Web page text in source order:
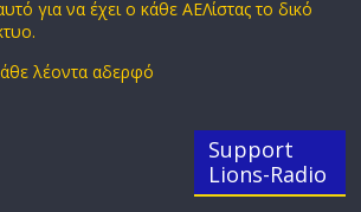
για να έχει ο κάθε ΑΕΛίστας το δικό
λέοντα αδερφό
Support
Lions-Radio